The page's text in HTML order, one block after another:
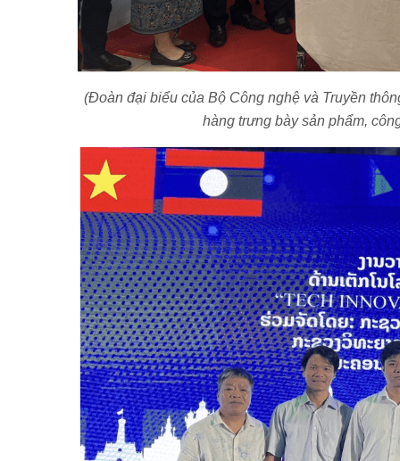
(Đoàn đại biểu của Bộ Công nghệ và Truyền
hàng trưng bày sản phẩm,